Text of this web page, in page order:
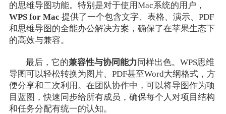
的思维导图功能。特别是对于使用Mac系统的用户，
WPS for Mac 提供了一个包含文字、表格、演示、PDF
和思维导图的全能办公解决方案，确保了在苹果生态下
的高效与兼容。
最后，它的兼容性与协同能力 同样出色。WPS思维
导图可以轻松转换为图片、PDF甚至Word大纲格式，方
便分享和二次利用。在团队协作中，可以将导图作为项
目蓝图，快速同步给所有成员，确保每个人对项目结构
和任务分配有统一的认知。